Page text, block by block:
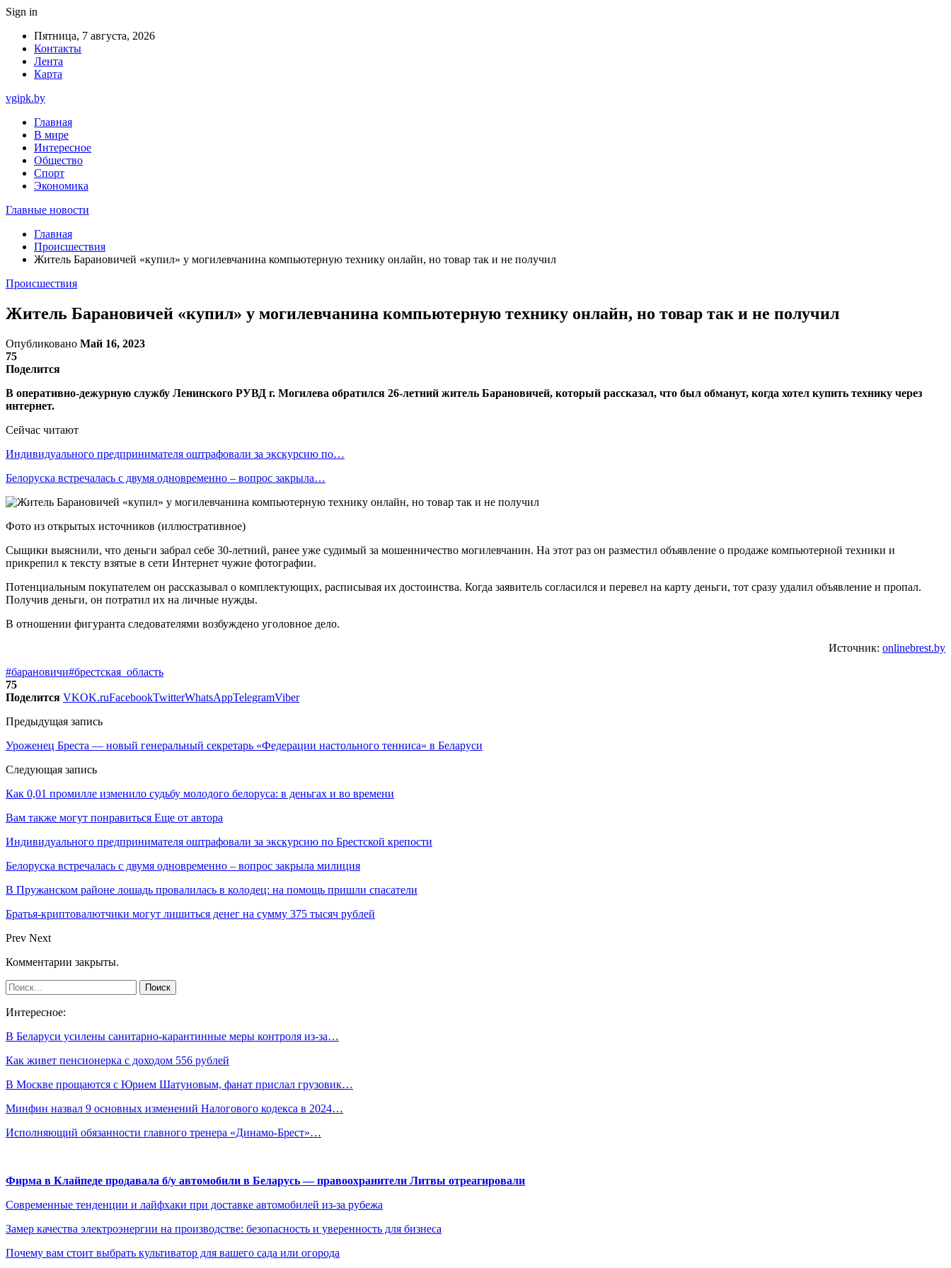
Sign in
Пятница, 7 августа, 2026
Контакты
Лента
Карта
vgipk.by
Главная
В мире
Интересное
Общество
Спорт
Экономика
Главные новости
Главная
Происшествия
Житель Барановичей «купил» у могилевчанина компьютерную технику онлайн, но товар так и не получил
Происшествия
Житель Барановичей «купил» у могилевчанина компьютерную технику онлайн, но товар так и не получил
Опубликовано Май 16, 2023
75
Поделится
В оперативно-дежурную службу Ленинского РУВД г. Могилева обратился 26-летний житель Барановичей, который рассказал, что был обманут, когда хотел купить технику через
интернет.
Сейчас читают
Индивидуального предпринимателя оштрафовали за экскурсию по…
Белоруска встречалась с двумя одновременно – вопрос закрыла…
Фото из открытых источников (иллюстративное)
Сыщики выяснили, что деньги забрал себе 30-летний, ранее уже судимый за мошенничество могилевчанин. На этот раз он разместил объявление о продаже компьютерной техники и
прикрепил к тексту взятые в сети Интернет чужие фотографии.
Потенциальным покупателем он рассказывал о комплектующих, расписывая их достоинства. Когда заявитель согласился и перевел на карту деньги, тот сразу удалил объявление и пропал.
Получив деньги, он потратил их на личные нужды.
В отношении фигуранта следователями возбуждено уголовное дело.
Источник: onlinebrest.by
#барановичи#брестская_область
75
Поделится VKOK.ruFacebookTwitterWhatsAppTelegramViber
Предыдущая запись
Уроженец Бреста — новый генеральный секретарь «Федерации настольного тенниса» в Беларуси
Следующая запись
Как 0,01 промилле изменило судьбу молодого белоруса: в деньгах и во времени
Вам также могут понравиться Еще от автора
Индивидуального предпринимателя оштрафовали за экскурсию по Брестской крепости
Белоруска встречалась с двумя одновременно – вопрос закрыла милиция
В Пружанском районе лошадь провалилась в колодец: на помощь пришли спасатели
Братья-криптовалютчики могут лишиться денег на сумму 375 тысяч рублей
Prev Next
Комментарии закрыты.
Интересное:
В Беларуси усилены санитарно-карантинные меры контроля из-за…
Как живет пенсионерка с доходом 556 рублей
В Москве прощаются с Юрием Шатуновым, фанат прислал грузовик…
Минфин назвал 9 основных изменений Налогового кодекса в 2024…
Исполняющий обязанности главного тренера «Динамо-Брест»…
Фирма в Клайпеде продавала б/у автомобили в Беларусь — правоохранители Литвы отреагировали
Современные тенденции и лайфхаки при доставке автомобилей из-за рубежа
Замер качества электроэнергии на производстве: безопасность и уверенность для бизнеса
Почему вам стоит выбрать культиватор для вашего сада или огорода